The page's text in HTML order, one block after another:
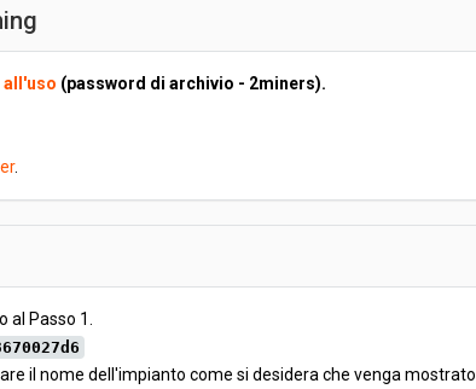
all'uso (password di archivio - 2miners).
.
al Passo 1.
il nome dell'impianto come si desidera che venga